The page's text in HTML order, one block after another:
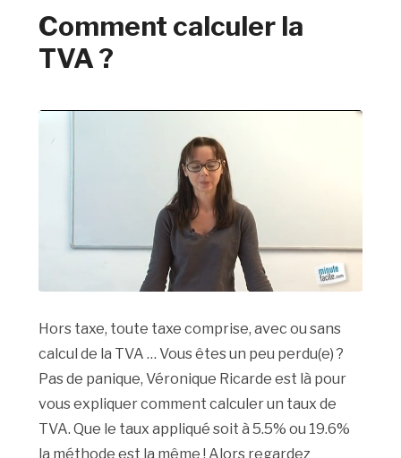
Comment calculer la
TVA ?
Hors taxe, toute taxe comprise, avec ou sans
calcul de la TVA … Vous êtes un peu perdu(e) ?
Pas de panique, Véronique Ricarde est là pour
vous expliquer comment calculer un taux de
TVA. Que le taux appliqué soit à 5.5% ou 19.6%
la méthode est la même ! Alors regardez